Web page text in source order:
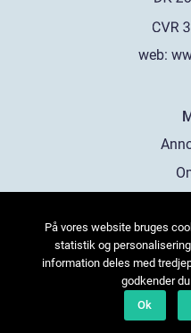
web:
På vores website bruges
statistik og
information deles med
godkender
Ok